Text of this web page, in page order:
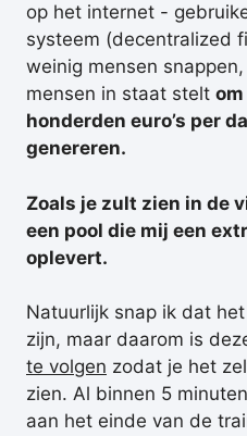
op het internet -
systeem (decentralized
weinig mensen
mensen in staat stelt
honderden euro’s per
genereren.
Zoals je zult zien in de
een pool die mij een
oplevert.
Natuurlijk snap ik dat
zijn, maar daarom is
te volgen zodat je het
zien. Al binnen 5
aan het einde van de